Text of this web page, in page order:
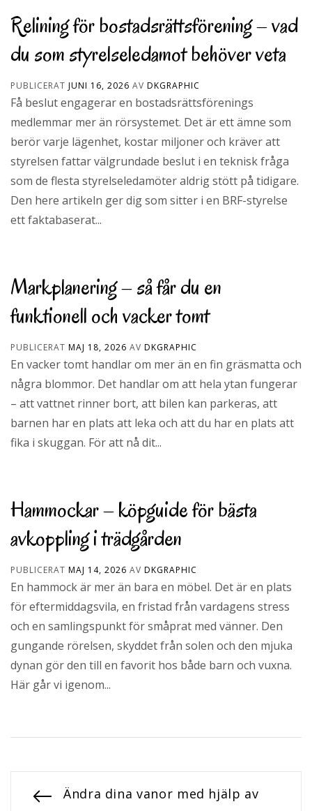
Relining för bostadsrättsförening – vad
du som styrelseledamot behöver veta
PUBLICERAT JUNI 16, 2026 AV DKGRAPHIC
Få beslut engagerar en bostadsrättsförenings
medlemmar mer än rörsystemet. Det är ett ämne som
berör varje lägenhet, kostar miljoner och kräver att
styrelsen fattar välgrundade beslut i en teknisk fråga
som de flesta styrelseledamöter aldrig stött på tidigare.
Den here artikeln ger dig som sitter i en BRF-styrelse
ett faktabaserat...
Markplanering – så får du en
funktionell och vacker tomt
PUBLICERAT MAJ 18, 2026 AV DKGRAPHIC
En vacker tomt handlar om mer än en fin gräsmatta och
några blommor. Det handlar om att hela ytan fungerar
– att vattnet rinner bort, att bilen kan parkeras, att
barnen har en plats att leka och att du har en plats att
fika i skuggan. För att nå dit...
Hammockar – köpguide för bästa
avkoppling i trädgården
PUBLICERAT MAJ 14, 2026 AV DKGRAPHIC
En hammock är mer än bara en möbel. Det är en plats
för eftermiddagsvila, en fristad från vardagens stress
och en samlingspunkt för småprat med vänner. Den
gungande rörelsen, skyddet från solen och den mjuka
dynan gör den till en favorit hos både barn och vuxna.
Här går vi igenom...
F
Ändra dina vanor med hjälp av